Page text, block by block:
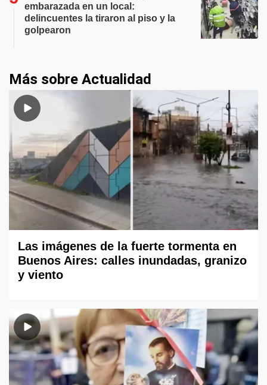
embarazada en un local:
delincuentes la tiraron al piso y la
golpearon
Más sobre Actualidad
Las imágenes de la fuerte tormenta en
Buenos Aires: calles inundadas, granizo
y viento